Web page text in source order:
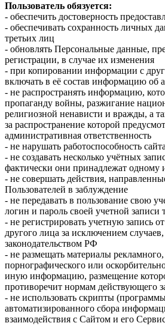
Пользователь обязуется:
- обеспечить достоверность
- обеспечивать сохранность личных
третьих лиц
- обновлять Персональные данные,
регистрации, в случае их изменения
- при копировании информации с
включать в её состав информацию об
- не распространять информацию,
пропаганду войны, разжигание
религиозной ненависти и вражды, а
за распространение которой
административная ответственность
- не нарушать работоспособность
- не создавать несколько учётных
фактически они принадлежат одному
- не совершать действия,
Пользователей в заблуждение
- не передавать в пользование свою
логин и пароль своей учетной записи
- не регистрировать учетную запись
другого лица за исключением
законодательством РФ
- не размещать материалы рекламного,
порнографического или
иную информацию, размещение
противоречит нормам действующего
- не использовать скрипты
автоматизированного сбора
взаимодействия с Сайтом и его